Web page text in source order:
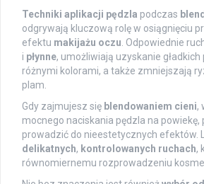
Techniki aplikacji pędzla podczas
odgrywają kluczową rolę w osiągnięciu
efektu makijażu oczu . Odpowiednie
i płynne, umożliwiają uzyskanie
różnymi kolorami, a także zmniejszają
plam.
Gdy zajmujesz się blendowaniem cieni,
mocnego naciskania pędzla na
prowadzić do nieestetycznych efektów.
delikatnych, kontrolowanych ruchach,
równomiernemu rozprowadzeniu